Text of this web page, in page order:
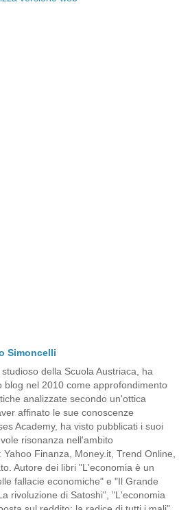
Simoncelli
della Scuola Austriaca, ha
blog nel 2010 come approfondimento
analizzate secondo un'ottica
affinato le sue conoscenze
Academy, ha visto pubblicati i suoi
risonanza nell'ambito
Finanza, Money.it, Trend Online,
Autore dei libri "L'economia è un
fallacie economiche" e "Il Grande
rivoluzione di Satoshi", "L'economia